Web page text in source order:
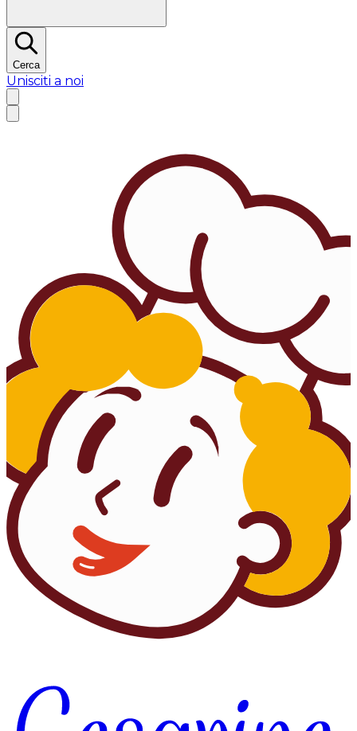
Cerca
Unisciti a noi